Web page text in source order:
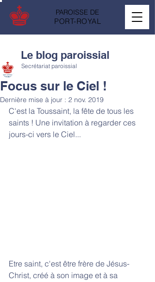
PAROISSE DE
PORT-ROYAL
Focus sur le Ciel !
Secrétariat paroissial
Dernière mise à jour : 2 nov. 2019
C'est la Toussaint, la fête de tous les
saints ! Une invitation à regarder ces
jours-ci vers le Ciel...
Etre saint, c'est être frère de Jésus-
Christ, créé à son image et à sa
Le blog paroissial